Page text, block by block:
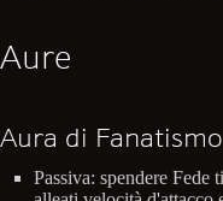
Aure
Aura di Fanatismo
Passiva: spendere Fede